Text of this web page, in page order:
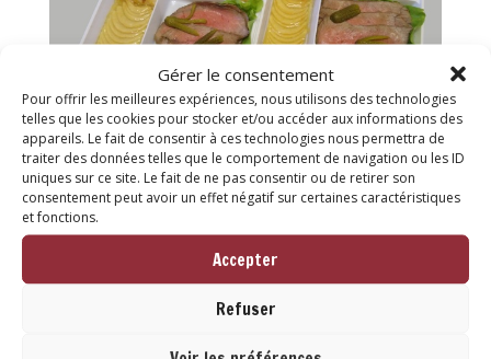
Gérer le consentement
Pour offrir les meilleures expériences, nous utilisons des technologies
telles que les cookies pour stocker et/ou accéder aux informations des
appareils. Le fait de consentir à ces technologies nous permettra de
traiter des données telles que le comportement de navigation ou les ID
uniques sur ce site. Le fait de ne pas consentir ou de retirer son
consentement peut avoir un effet négatif sur certaines caractéristiques
et fonctions.
Accepter
Refuser